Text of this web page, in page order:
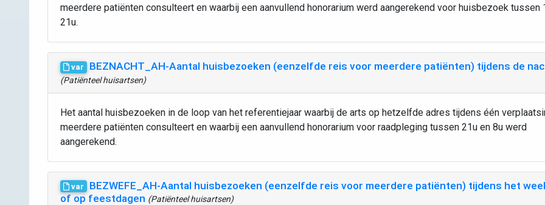
meerdere patiënten consulteert en waarbij een aanvullend honorarium werd aangerekend voor huisbezoek tussen
21u.
var BEZNACHT_AH-Aantal huisbezoeken (eenzelfde reis voor meerdere patiënten) tijdens de
(Patiënteel huisartsen)
Het aantal huisbezoeken in de loop van het referentiejaar waarbij de arts op hetzelfde adres tijdens één
meerdere patiënten consulteert en waarbij een aanvullend honorarium voor raadpleging tussen 21u en 8u werd
aangerekend.
var
BEZWEFE_AH-Aantal huisbezoeken (eenzelfde reis voor meerdere patiënten) tijdens het
of op feestdagen (Patiënteel huisartsen)